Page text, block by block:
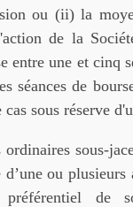
ou (ii) la
de la
entre une et cinq
séances de
sous réserve
sous-
ou
de